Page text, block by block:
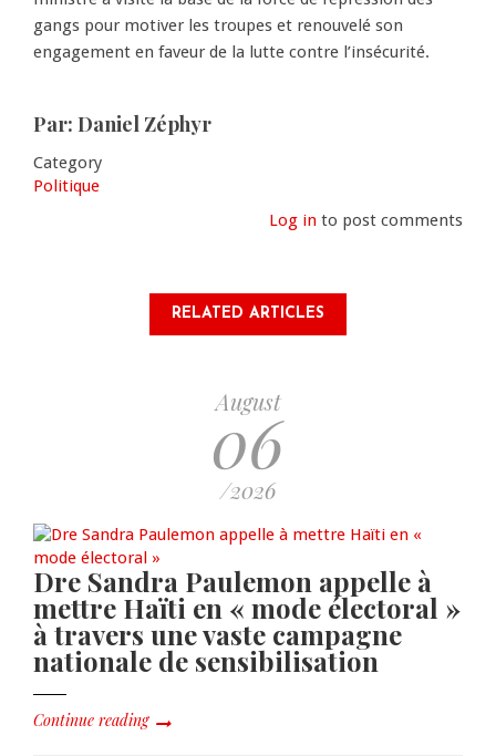
gangs pour motiver les troupes et renouvelé son
engagement en faveur de la lutte contre l’insécurité.
Par: Daniel Zéphyr
Category
Politique
Log in to post comments
RELATED ARTICLES
August
06
/2026
Dre Sandra Paulemon appelle à
mettre Haïti en « mode électoral »
à travers une vaste campagne
nationale de sensibilisation
Continue reading